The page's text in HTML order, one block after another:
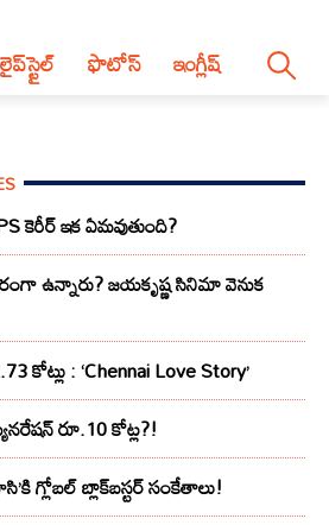
లైప్‌స్టైల్‌ ఫొటోస్ ఇంగ్లీష్
కెరీర్ ఇక ఏమవుతుంది?
ఉన్నారు? జయకృష్ణ సినిమా వెనుక
కోట్లు : ‘Chennai Love Story’
రూ.10 కోట్ల?!
గ్లోబల్ బ్లాక్‌బస్టర్ సంకేతాలు!